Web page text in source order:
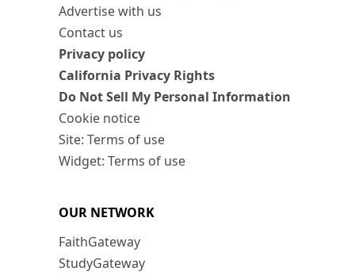
Advertise with us
Contact us
Privacy policy
California Privacy Rights
Do Not Sell My Personal Information
Cookie notice
Site: Terms of use
Widget: Terms of use
OUR NETWORK
FaithGateway
StudyGateway